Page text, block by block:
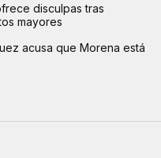
disculpas tras
mayores
acusa que Morena está